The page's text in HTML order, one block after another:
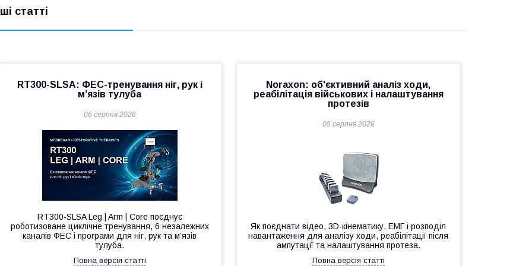
статті
RT300-SLSA: ФЕС-тренування ніг, рук і
м’язів тулуба
06 серпня 2026
RT300-SLSA Leg | Arm | Core поєднує
роботизоване циклічне тренування, 6 незалежних
каналів ФЕС і програми для ніг, рук та м’язів
тулуба.
Повна версія статті
Noraxon: об'єктивний аналіз ходи,
реабілітація військових і налаштування
протезів
05 серпня 2026
Як поєднати відео, 3D-кінематику, ЕМГ і розподіл
навантаження для аналізу ходи, реабілітації після
ампутації та налаштування протеза.
Повна версія статті